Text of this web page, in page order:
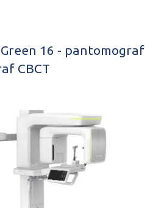
Green 16 - pantomograf
CBCT